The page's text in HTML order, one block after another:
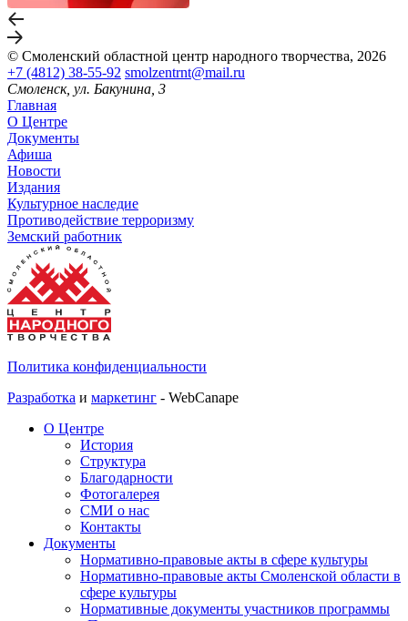
© Смоленский областной центр народного творчества, 2026
+7 (4812) 38-55-92 smolzentrnt@mail.ru
Смоленск, ул. Бакунина, 3
Главная
О Центре
Документы
Афиша
Новости
Издания
Культурное наследие
Противодействие терроризму
Земский работник
Политика конфиденциальности
Разработка и маркетинг - WebCanape
О Центре
История
Структура
Благодарности
Фотогалерея
СМИ о нас
Контакты
Документы
Нормативно-правовые акты в сфере культуры
Нормативно-правовые акты Смоленской области в
сфере культуры
Нормативные документы участников программы